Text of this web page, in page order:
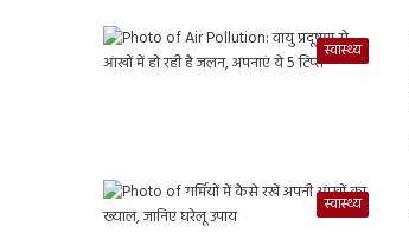
स्वास्थ्य
स्वास्थ्य